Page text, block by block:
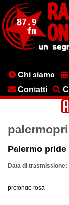
contenuto
principale
MenuChi siamo
Contatti
Palermo pride
Data di trasmissione
profondo rosa